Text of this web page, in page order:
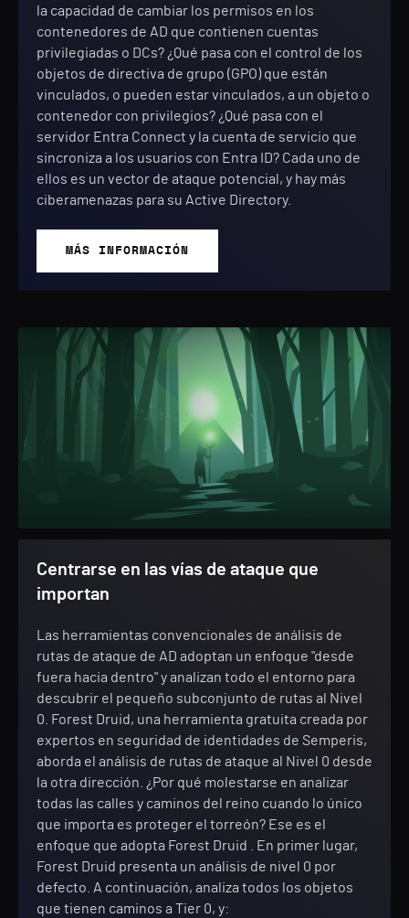
la capacidad de cambiar los permisos en los
contenedores de AD que contienen cuentas
privilegiadas o DCs? ¿Qué pasa con el control de los
objetos de directiva de grupo (GPO) que están
vinculados, o pueden estar vinculados, a un objeto o
contenedor con privilegios? ¿Qué pasa con el
servidor Entra Connect y la cuenta de servicio que
sincroniza a los usuarios con Entra ID? Cada uno de
ellos es un vector de ataque potencial, y hay más
ciberamenazas para su Active Directory.
MÁS INFORMACIÓN
Centrarse en las vías de ataque que
importan
Las herramientas convencionales de análisis de
rutas de ataque de AD adoptan un enfoque "desde
fuera hacia dentro" y analizan todo el entorno para
descubrir el pequeño subconjunto de rutas al Nivel
0. Forest Druid, una herramienta gratuita creada por
expertos en seguridad de identidades de Semperis,
aborda el análisis de rutas de ataque al Nivel 0 desde
la otra dirección. ¿Por qué molestarse en analizar
todas las calles y caminos del reino cuando lo único
que importa es proteger el torreón? Ese es el
enfoque que adopta Forest Druid . En primer lugar,
Forest Druid presenta un análisis de nivel 0 por
defecto. A continuación, analiza todos los objetos
que tienen caminos a Tier 0, y: